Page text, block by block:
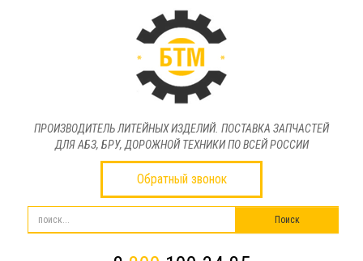
ПРОИЗВОДИТЕЛЬ ЛИТЕЙНЫХ ИЗДЕЛИЙ. ПОСТАВКА ЗАПЧАСТЕЙ
ДЛЯ АБЗ, БРУ, ДОРОЖНОЙ ТЕХНИКИ ПО ВСЕЙ РОССИИ
Обратный звонок